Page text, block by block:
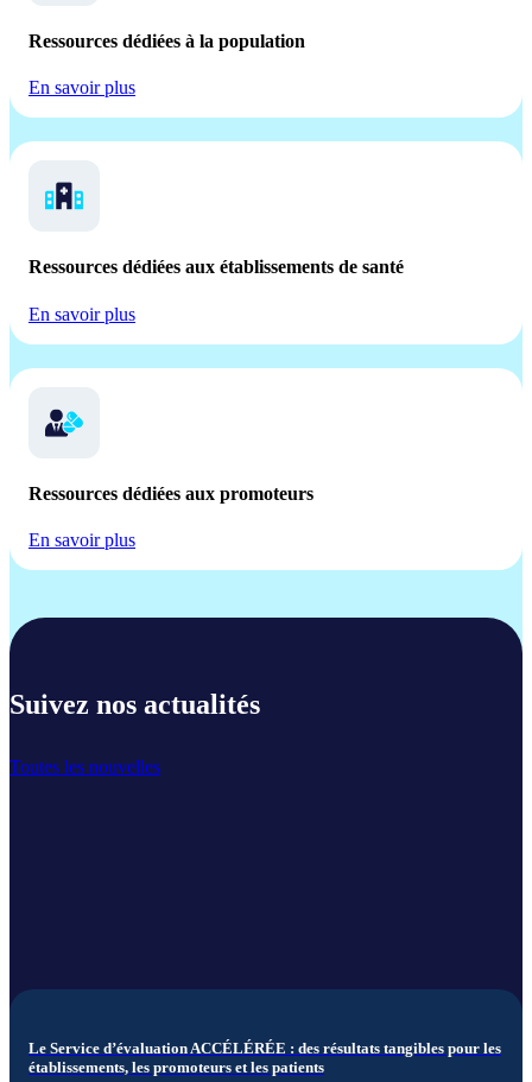
Ressources dédiées à la population
En savoir plus
Ressources dédiées aux établissements de santé
En savoir plus
Ressources dédiées aux promoteurs
En savoir plus
Suivez nos actualités
Toutes les nouvelles
Le Service d’évaluation ACCÉLÉRÉE : des résultats tangibles pour les
établissements, les promoteurs et les patients